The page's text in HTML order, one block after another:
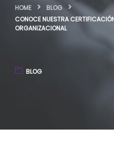
HOME
BLOG
CONOCE NUESTRA
ORGANIZACIONAL
BLOG